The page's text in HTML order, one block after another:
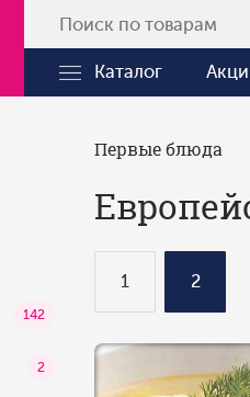
Каталог
142
2
Первые блюда
1 2